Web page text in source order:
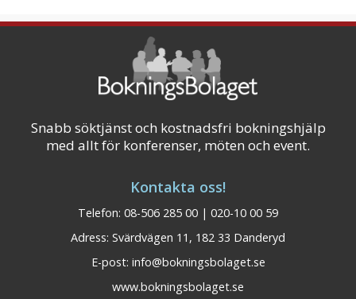
Snabb söktjänst och kostnadsfri bokningshjälp
med allt för konferenser, möten och event.
Kontakta oss!
Telefon: 08-506 285 00 | 020-10 00 59
Adress: Svärdvägen 11, 182 33 Danderyd
E-post: info@bokningsbolaget.se
www.bokningsbolaget.se